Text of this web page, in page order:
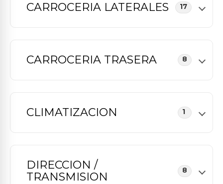
CARROCERIA LATERALES 17
CARROCERIA TRASERA 8
CLIMATIZACION 1
DIRECCION /
TRANSMISION
8